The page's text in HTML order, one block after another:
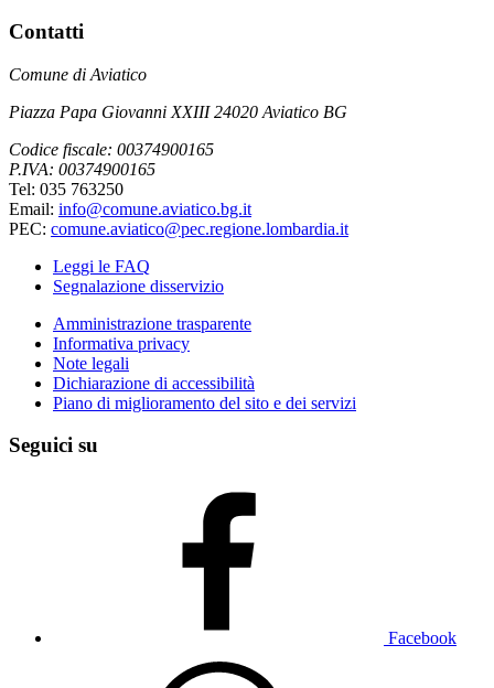
Contatti
Comune di Aviatico
Piazza Papa Giovanni XXIII 24020 Aviatico BG
Codice fiscale: 00374900165
P.IVA: 00374900165
Tel: 035 763250
Email: info@comune.aviatico.bg.it
PEC: comune.aviatico@pec.regione.lombardia.it
Leggi le FAQ
Segnalazione disservizio
Amministrazione trasparente
Informativa privacy
Note legali
Dichiarazione di accessibilità
Piano di miglioramento del sito e dei servizi
Seguici su
Facebook